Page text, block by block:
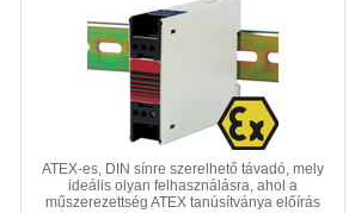
ATEX-es, DIN sínre szerelhető távadó, mely
ideális olyan felhasználásra, ahol a
műszerezettség ATEX tanúsítványa előírás